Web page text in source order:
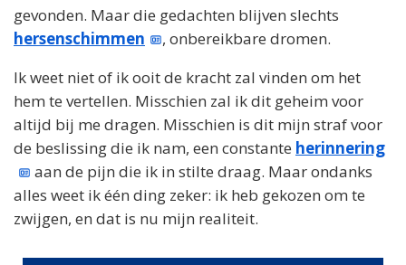
gevonden. Maar die gedachten blijven slechts
hersenschimmen
, onbereikbare dromen.
Ik weet niet of ik ooit de kracht zal vinden om het
hem te vertellen. Misschien zal ik dit geheim voor
altijd bij me dragen. Misschien is dit mijn straf voor
de beslissing die ik nam, een constante herinnering
aan de pijn die ik in stilte draag. Maar ondanks
alles weet ik één ding zeker: ik heb gekozen om te
zwijgen, en dat is nu mijn realiteit.